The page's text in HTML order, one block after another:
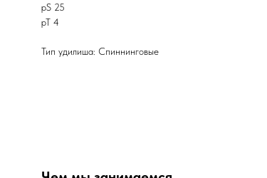
pS 25
pT 4
Тип удилиша: Спиннинговые